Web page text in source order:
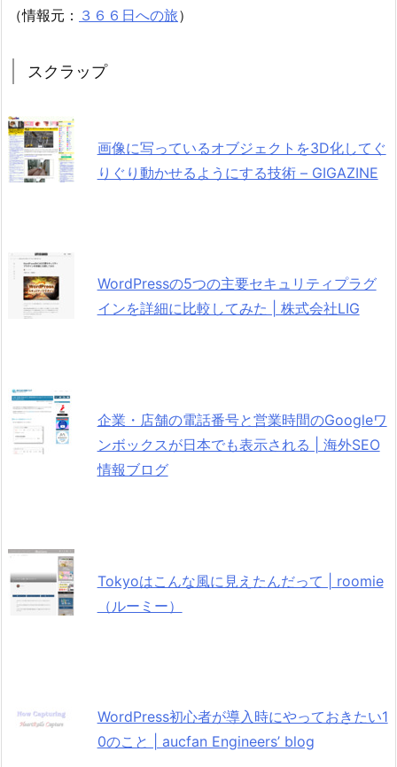
（情報元： ３６６日への旅）
スクラップ
画像に写っているオブジェクトを3D化してぐ
りぐり動かせるようにする技術 – GIGAZINE
WordPressの5つの主要セキュリティプラグ
インを詳細に比較してみた | 株式会社LIG
企業・店舗の電話番号と営業時間のGoogleワ
ンボックスが日本でも表示される | 海外SEO
情報ブログ
Tokyoはこんな風に見えたんだって | roomie
（ルーミー）
WordPress初心者が導入時にやっておきたい1
0のこと | aucfan Engineers’ blog